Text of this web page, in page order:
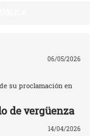
06/05/2026
su proclamación en
de vergüenza
14/04/2026